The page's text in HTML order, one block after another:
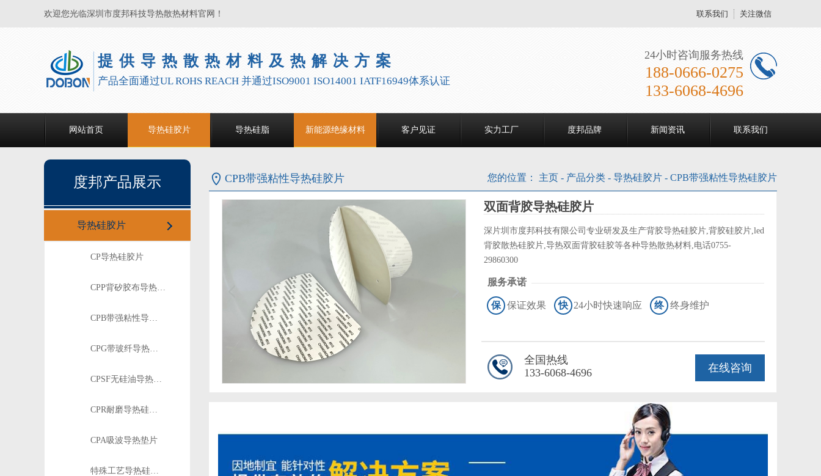
欢迎您光临深圳市度邦科技导热散热材料官网！ 联系我们 关注微信
提供导热散热材料及热解决方案
产品全面通过UL ROHS REACH 并通过ISO9001 ISO14001 IATF16949体系认证
24小时咨询服务热线
188-0666-0275
133-6068-4696
网站首页 导热硅胶片 导热硅脂 新能源绝缘材料 客户见证 实力工厂 度邦品牌 新闻资讯 联系我们
度邦产品展示
导热硅胶片
CP导热硅胶片
CPP背矽胶布导热硅胶片
CPB带强粘性导热硅胶片
CPG带玻纤导热硅胶片
CPSF无硅油导热硅胶片
CPR耐磨导热硅胶片
CPA吸波导热垫片
特殊工艺导热硅胶垫
CPB带强粘性导热硅胶片 您的位置： 主页 - 产品分类 - 导热硅胶片 - CPB带强粘性导热硅胶片
双面背胶导热硅胶片
深片圳市度邦科技有限公司专业研发及生产背胶导热硅胶片,背胶硅胶片,led
背胶散热硅胶片,导热双面背胶硅胶等各种导热散热材料,电话0755-
29860300
服务承诺
保 保证效果 快 24小时快速响应 终 终身维护
在线咨询
全国热线
133-6068-4696